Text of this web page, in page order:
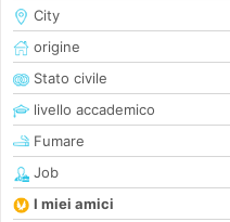
City
origine
Stato civile
livello accademico
Fumare
Job
I miei amici